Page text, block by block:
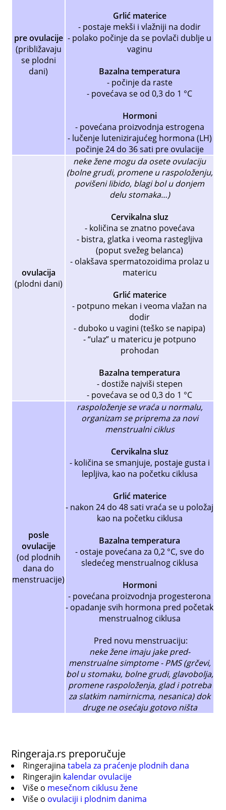
pre ovulacije
(približavaju
se plodni
dani)
Grlić materice
- postaje mekši i vlažniji na dodir
- polako počinje da se povlači dublje u
vaginu
Bazalna temperatura
- počinje da raste
- povećava se od 0,3 do 1 °C
Hormoni
- povećana proizvodnja estrogena
- lučenje lutenizirajućeg hormona (LH)
počinje 24 do 36 sati pre ovulacije
ovulacija
(plodni dani)
neke žene mogu da osete ovulaciju
(bolne grudi, promene u raspoloženju,
povišeni libido, blagi bol u donjem
delu stomaka…)
Cervikalna sluz
- količina se znatno povećava
- bistra, glatka i veoma rastegljiva
(poput svežeg belanca)
- olakšava spermatozoidima prolaz u
matericu
Grlić materice
- potpuno mekan i veoma vlažan na
dodir
- duboko u vagini (teško se napipa)
- “ulaz” u matericu je potpuno
prohodan
Bazalna temperatura
- dostiže najviši stepen
- povećava se od 0,3 do 1 °C
posle
ovulacije
(od plodnih
dana do
menstruacije)
raspoloženje se vraća u normalu,
organizam se priprema za novi
menstrualni ciklus
Cervikalna sluz
- količina se smanjuje, postaje gusta i
lepljiva, kao na početku ciklusa
Grlić materice
- nakon 24 do 48 sati vraća se u položaj
kao na početku ciklusa
Bazalna temperatura
- ostaje povećana za 0,2 °C, sve do
sledećeg menstrualnog ciklusa
Hormoni
- povećana proizvodnja progesterona
- opadanje svih hormona pred početak
menstrualnog ciklusa
Pred novu menstruaciju:
neke žene imaju jake pred-
menstrualne simptome - PMS (grčevi,
bol u stomaku, bolne grudi, glavobolja,
promene raspoloženja, glad i potreba
za slatkim namirnicma, nesanica) dok
druge ne osećaju gotovo ništa
Ringeraja.rs preporučuje
Ringerajinatabela za praćenje plodnih dana
Ringerajin kalendar ovulacije
Više o mesečnom ciklusu žene
Više o ovulaciji i plodnim danima